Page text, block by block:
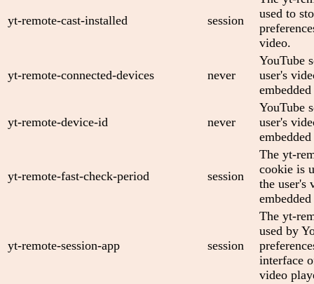
yt-remote-cast-installed session
used to
video.
yt-remote-connected-devices never
YouTube
user's
yt-remote-device-id never
YouTube
user's
yt-remote-fast-check-period session
The yt-
cookie is
the user's
yt-remote-session-app session
The yt-
used by
interface
video